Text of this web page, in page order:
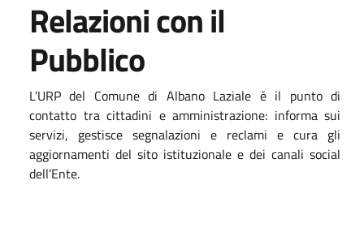
Relazioni con il
Pubblico
L’URP del Comune di Albano Laziale è il punto di
contatto tra cittadini e amministrazione: informa sui
servizi, gestisce segnalazioni e reclami e cura gli
aggiornamenti del sito istituzionale e dei canali social
dell’Ente.